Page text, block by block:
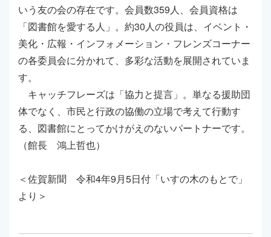
いう友の会の存在です。会員数359人、会員資格は
「図書館を愛する人」。約30人の役員は、イベント・
美化・広報・インフォメーション・フレンズコーナー
の各委員会に分かれて、多彩な活動を展開されていま
す。
キャッチフレーズは「協力と提言」。単なる援助団
体でなく、市民と行政の協働の立場で考えて行動す
る、図書館にとってかけがえのないパートナーです。
（館長 鴻上哲也）
＜佐賀新聞 令和4年9月5日付「いすの木のもとで」
より＞